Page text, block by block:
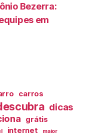
Bezerra:
em
carros
dicas
grátis
internet maior